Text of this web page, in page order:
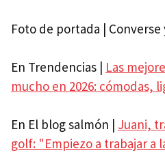
Foto de portada | Converse
En Trendencias | Las
mucho en 2026: cómodas,
En El blog salmón | Juani,
golf: "Empiezo a trabajar a